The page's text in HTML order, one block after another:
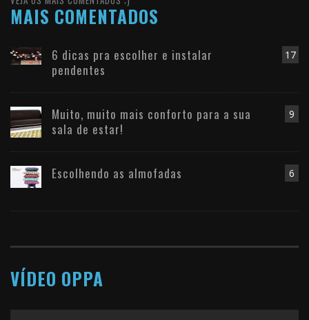
MAIS COMENTADOS
17
6 dicas pra escolher e instalar
pendentes
9
Muito, muito mais conforto para a sua
sala de estar!
6
Escolhendo as almofadas
VÍDEO OPPA